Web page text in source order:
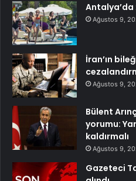
Antalya’da
Ağustos 9,
İran’ın
Ağustos 9,
Bülent
yorumu:
kaldırmalı
Ağustos 9,
Gazeteci